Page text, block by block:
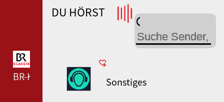
WDR 4 --- WDR 4 ---
BR-KLASSIK --- BR-KLASSIK ---
DU HÖRST
Sonstiges